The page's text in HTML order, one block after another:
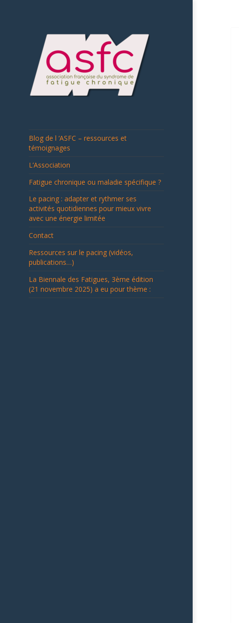
Blog de l ‘ASFC – ressources et
témoignages
L’Association
Fatigue chronique ou maladie spécifique ?
Le pacing : adapter et rythmer ses
activités quotidiennes pour mieux vivre
avec une énergie limitée
Contact
Ressources sur le pacing (vidéos,
publications…)
La Biennale des Fatigues, 3ème édition
(21 novembre 2025) a eu pour thème :